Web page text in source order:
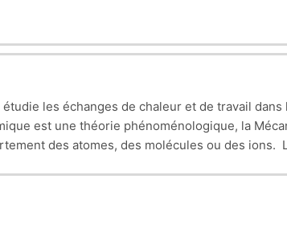
les échanges de chaleur et de travail
est une théorie phénoménologique, la
des atomes, des molécules ou des